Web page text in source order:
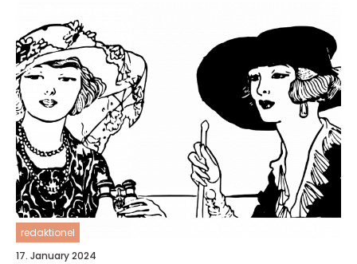
redaktionel
17. January 2024